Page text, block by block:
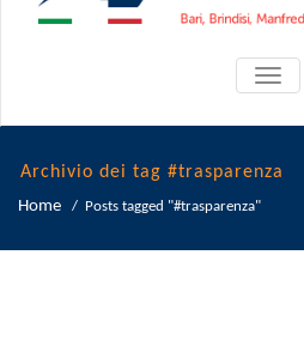
MENU
Archivio dei tag #trasparenza
Home / Posts tagged "#trasparenza"